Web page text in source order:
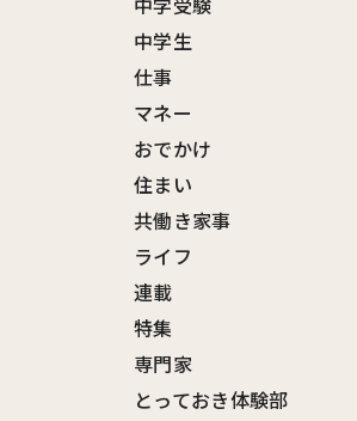
中学生
仕事
マネー
おでかけ
住まい
共働き家事
ライフ
連載
特集
専門家
とっておき体験部